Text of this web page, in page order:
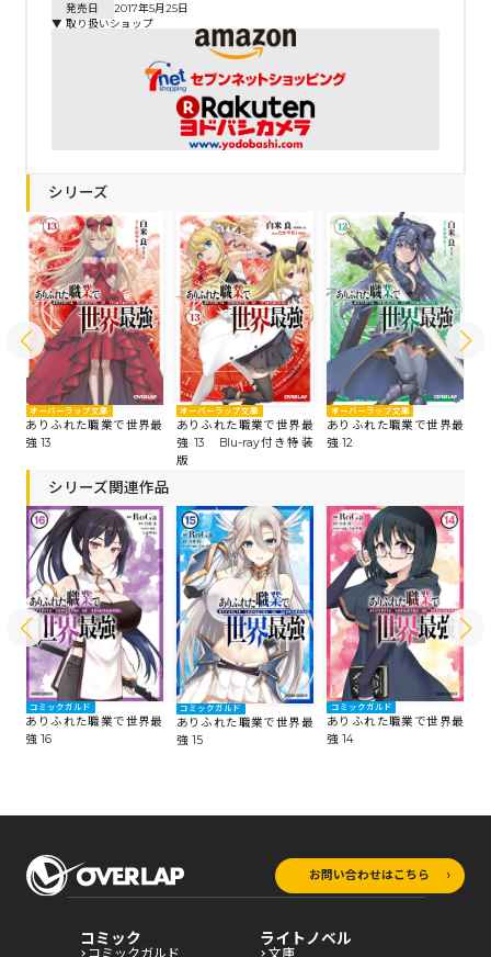
発売日
2017年5月25日
▼ 取り扱いショップ
シリーズ
オーバーラップ文庫
ありふれた職業で世界最
強 13
オーバーラップ文庫
ありふれた職業で世界最
強 13 Blu-ray付き特装
版
オーバーラップ文庫
ありふれた職業で世界最
強 12
シリーズ関連作品
コミックガルド
ありふれた職業で世界最
強 16
コミックガルド
ありふれた職業で世界最
強 15
コミックガルド
ありふれた職業で世界最
強 14
お問い合わせはこちら
コミック
コミックガルド
ライトノベル
文庫